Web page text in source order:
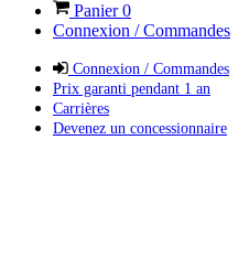
Panier0
Connexion / Commandes
Connexion / Commandes
Prix garanti pendant 1 an
Carrières
Devenez un concessionnaire